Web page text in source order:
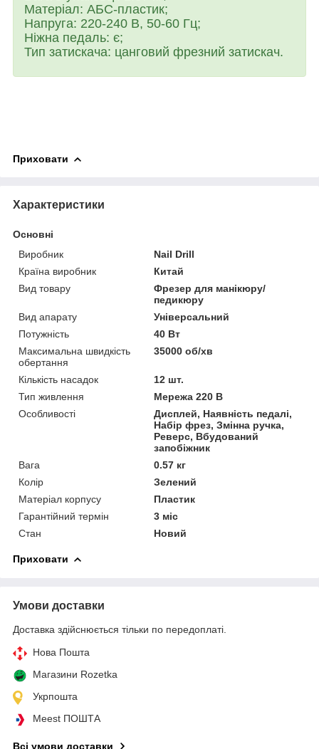
Матеріал: АБС-пластик;
Напруга: 220-240 В, 50-60 Гц;
Ніжна педаль: є;
Тип затискача: цанговий фрезний затискач.
Приховати
Характеристики
Основні
Виробник
Nail Drill
Країна виробник
Китай
Вид товару
Фрезер для манікюру/
педикюру
Вид апарату
Універсальний
Потужність
40 Вт
Максимальна швидкість
обертання
35000 об/хв
Кількість насадок
12 шт.
Тип живлення
Мережа 220 В
Особливості
Дисплей, Наявність педалі,
Набір фрез, Змінна ручка,
Реверс, Вбудований
запобіжник
Вага
0.57 кг
Колір
Зелений
Матеріал корпусу
Пластик
Гарантійний термін
3 міс
Стан
Новий
Приховати
Умови доставки
Доставка здійснюється тільки по передоплаті.
Нова Пошта
Магазини Rozetka
Укрпошта
Meest ПОШТА
Всі умови доставки